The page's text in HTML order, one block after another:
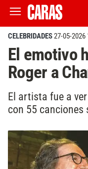
CELEBRIDADES27-05-2026
El emotivo
Roger a
El artista fue a
con 55 canciones